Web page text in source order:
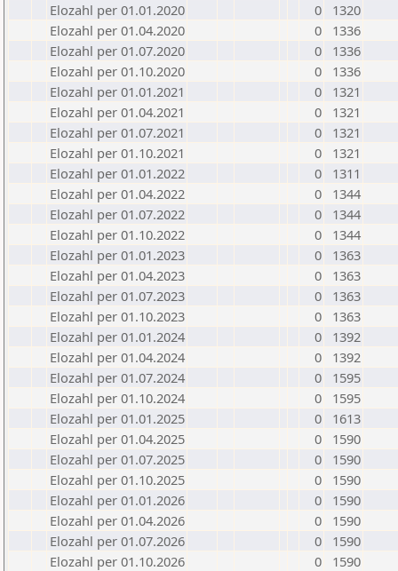
Elozahl per 01.01.2020
0
1320
Elozahl per 01.04.2020
0
1336
Elozahl per 01.07.2020
0
1336
Elozahl per 01.10.2020
0
1336
Elozahl per 01.01.2021
0
1321
Elozahl per 01.04.2021
0
1321
Elozahl per 01.07.2021
0
1321
Elozahl per 01.10.2021
0
1321
Elozahl per 01.01.2022
0
1311
Elozahl per 01.04.2022
0
1344
Elozahl per 01.07.2022
0
1344
Elozahl per 01.10.2022
0
1344
Elozahl per 01.01.2023
0
1363
Elozahl per 01.04.2023
0
1363
Elozahl per 01.07.2023
0
1363
Elozahl per 01.10.2023
0
1363
Elozahl per 01.01.2024
0
1392
Elozahl per 01.04.2024
0
1392
Elozahl per 01.07.2024
0
1595
Elozahl per 01.10.2024
0
1595
Elozahl per 01.01.2025
0
1613
Elozahl per 01.04.2025
0
1590
Elozahl per 01.07.2025
0
1590
Elozahl per 01.10.2025
0
1590
Elozahl per 01.01.2026
0
1590
Elozahl per 01.04.2026
0
1590
Elozahl per 01.07.2026
0
1590
Elozahl per 01.10.2026
0 1590